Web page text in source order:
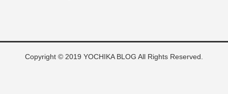
Copyright © 2019 YOCHIKA BLOG All Rights Reserved.